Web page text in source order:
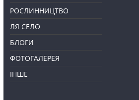
РОСЛИННИЦТВО
ЛЯ СЕЛО
БЛОГИ
ФОТОГАЛЕРЕЯ
ІНШЕ